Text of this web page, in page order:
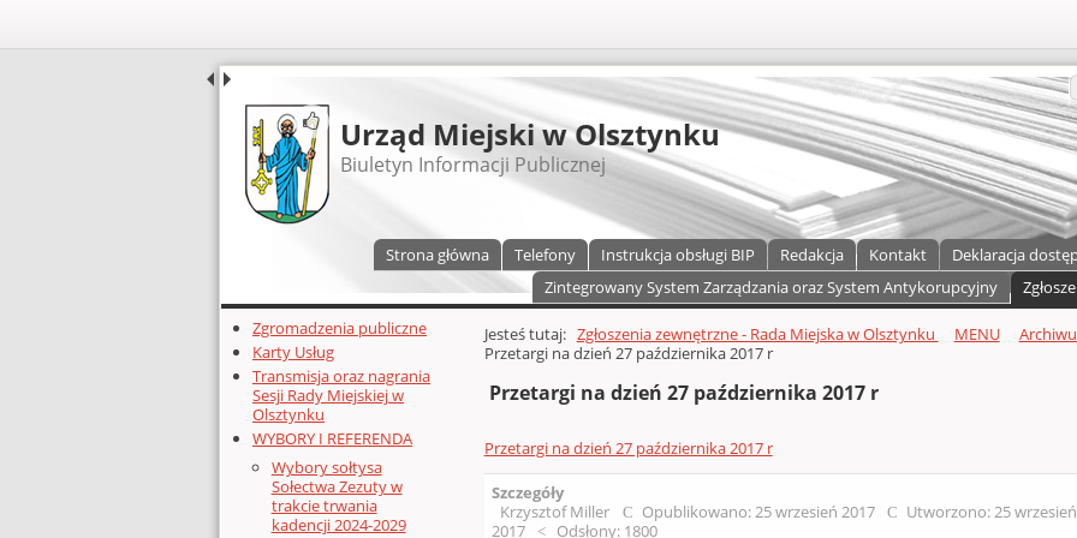
UDOSTĘPNIJ
Urząd Miejski w Olsztynku
Biuletyn Informacji Publicznej
Strona główna Telefony Instrukcja obsługi BIP Redakcja Kontakt Deklaracja
Zintegrowany System Zarządzania oraz System Antykorupcyjny
Dodatkowe zasoby (lewa kolumna)
Zgromadzenia publiczne
Karty Usług
Transmisja oraz nagrania
Sesji Rady Miejskiej w
Olsztynku
WYBORY I REFERENDA
Wybory sołtysa
Sołectwa Zezuty w
trakcie trwania
kadencji 2024-2029
Głównej zawartości
Jesteś tutaj: Zgłoszenia zewnętrzne - Rada Miejska w Olsztynku MENU
Przetargi na dzień 27 października 2017 r
Przetargi na dzień 27 października 2017 r
Przetargi na dzień 27 października 2017 r
Szczegóły
Krzysztof Miller
Opublikowano: 25 wrzesień 2017 Utworzono: 25
2017
Odsłony: 1800